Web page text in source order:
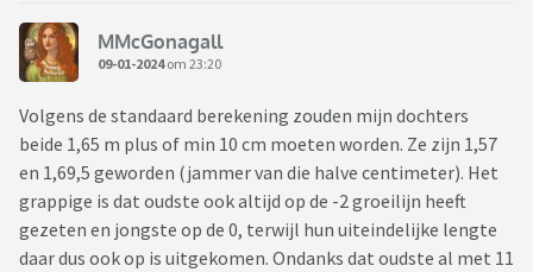
MMcGonagall
09-01-2024om 23:20
Volgens de standaard berekening zouden mijn dochters
beide 1,65 m plus of min 10 cm moeten worden. Ze zijn 1,57
en 1,69,5 geworden (jammer van die halve centimeter). Het
grappige is dat oudste ook altijd op de -2 groeilijn heeft
gezeten en jongste op de 0, terwijl hun uiteindelijke lengte
daar dus ook op is uitgekomen. Ondanks dat oudste al met 11